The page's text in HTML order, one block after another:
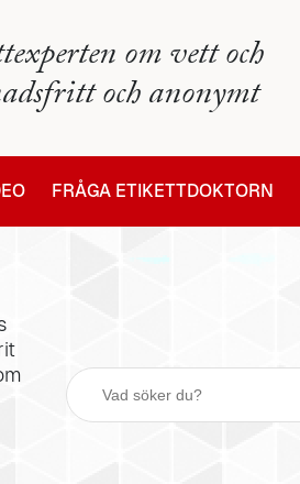
om vett och
och anonymt
FRÅGA ETIKETTDOKTORN